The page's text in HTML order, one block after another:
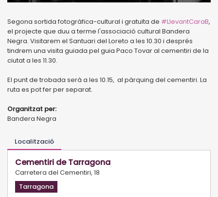
Segona sortida fotogràfica-cultural i gratuïta de #LlevantCaraB,
el projecte que duu a terme l'associació cultural Bandera
Negra. Visitarem el Santuari del Loreto a les 10.30 i després
tindrem una visita guiada pel guia Paco Tovar al cementiri de la
ciutat a les 11.30.
El punt de trobada serà a les 10.15, al pàrquing del cementiri. La
ruta es pot fer per separat.
Organitzat per:
Bandera Negra
Localització
Cementiri de Tarragona
Carretera del Cementiri, 18
Tarragona